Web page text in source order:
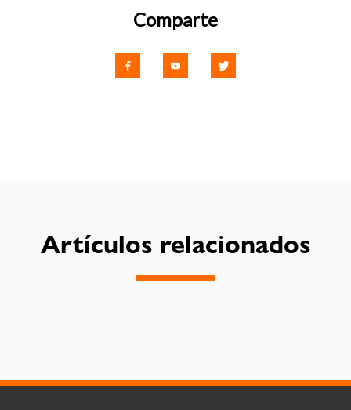
Comparte
Artículos relacionados